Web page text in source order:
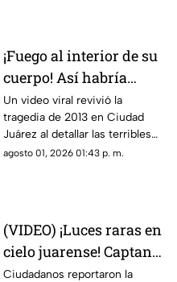
¡Fuego al interior de su
cuerpo! Así habría
muerto una de las
víctimas de la
explosión de una
maquiladora en Ciudad
Un video viral revivió la
tragedia de 2013 en Ciudad
Juárez al detallar las terribles
quemaduras internas que
agosto 01, 2026 01:43 p. m.
(VIDEO) ¡Luces raras en
cielo juarense! Captan
luz de extraña forma
Ciudadanos reportaron la